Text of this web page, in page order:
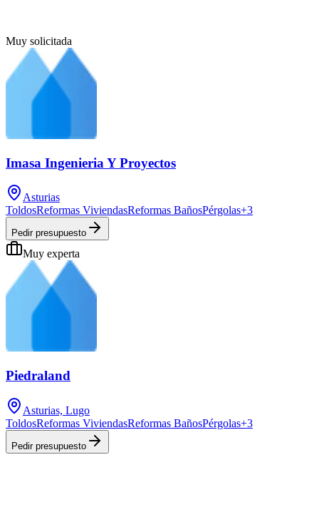
Muy solicitada
Imasa Ingenieria Y Proyectos
Asturias
ToldosReformas ViviendasReformas BañosPérgolas+3
Pedir presupuesto
Muy experta
Piedraland
Asturias, Lugo
ToldosReformas ViviendasReformas BañosPérgolas+3
Pedir presupuesto